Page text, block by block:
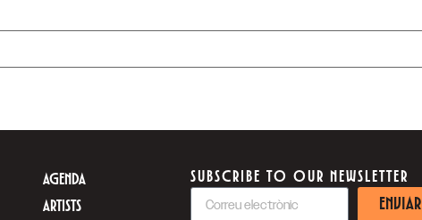
AGENDA
ARTISTS
SUBSCRIBE TO OUR NEWSLETTER
ENVIAR